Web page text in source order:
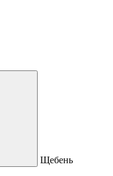
Щебень